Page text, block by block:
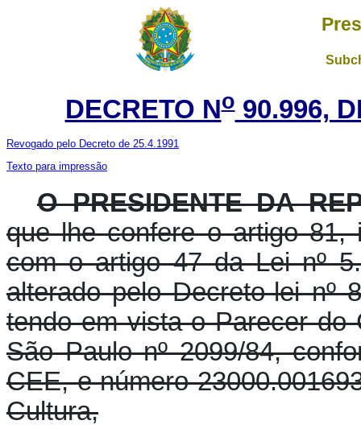
DECRETO No90.996,
Revogado pelo Decreto de 25.4.1991
Texto para impressão
O PRESIDENTE DA
que lhe confere o artigo 81,
com o artigo 47 da Lei nº
alterado pelo Decreto-lei nº
tendo em vista o Parecer do
São Paulo nº 2099/84,
CEE, e número
Cultura,